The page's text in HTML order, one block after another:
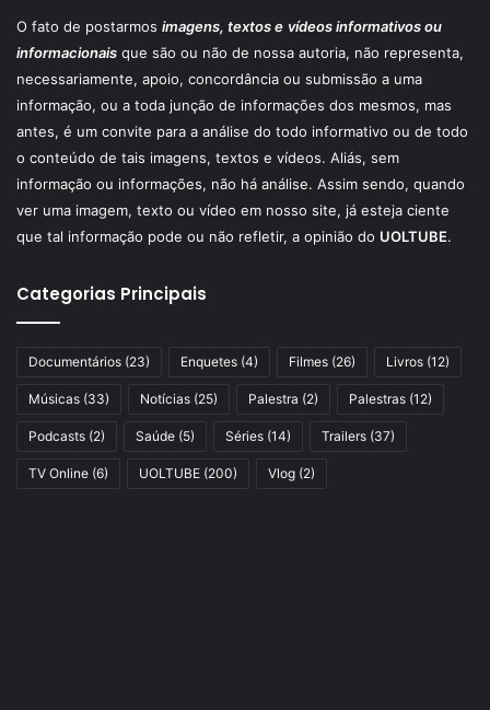
O fato de postarmos imagens, textos e vídeos informativos ou
informacionais que são ou não de nossa autoria, não representa,
necessariamente, apoio, concordância ou submissão a uma
informação, ou a toda junção de informações dos mesmos, mas
antes, é um convite para a análise do todo informativo ou de todo
o conteúdo de tais imagens, textos e vídeos. Aliás, sem
informação ou informações, não há análise. Assim sendo, quando
ver uma imagem, texto ou vídeo em nosso site, já esteja ciente
que tal informação pode ou não refletir, a opinião do UOLTUBE.
Categorias Principais
Documentários (23) Enquetes (4) Filmes (26) Livros (12)
Músicas (33) Notícias (25) Palestra (2) Palestras (12)
Podcasts (2) Saúde (5) Séries (14) Trailers (37)
TV Online (6) UOLTUBE (200) Vlog (2)